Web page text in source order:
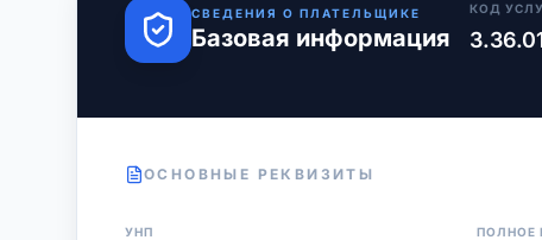
СВЕДЕНИЯ О ПЛАТЕЛЬЩИКЕ
Базовая информация
КОД
ОСНОВНЫЕ РЕКВИЗИТЫ
УНП ПОЛНОЕ